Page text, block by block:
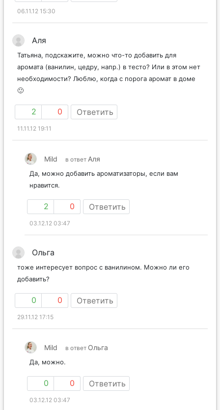
06.11.12 15:30
Аля
Татьяна, подскажите, можно что-то добавить для
аромата (ванилин, цедру, напр.) в тесто? Или в этом нет
необходимости? Люблю, когда с порога аромат в доме
🙂
2 0 Ответить
11.11.12 19:11
Mild в ответ Аля
Да, можно добавить ароматизаторы, если вам
нравится.
2 0 Ответить
03.12.12 03:47
Ольга
тоже интересует вопрос с ванилином. Можно ли его
добавить?
0 0 Ответить
29.11.12 17:15
Mild в ответ Ольга
Да, можно.
0 0 Ответить
03.12.12 03:47